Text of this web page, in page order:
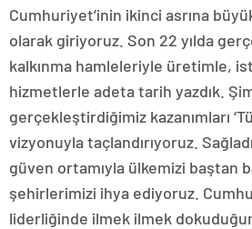
Cumhuriyet’inin ikinci asrına
olarak giriyoruz. Son 22 yılda
kalkınma hamleleriyle üretimle,
hizmetlerle adeta tarih yazdık.
gerçekleştirdiğimiz kazanımları
vizyonuyla taçlandırıyoruz.
güven ortamıyla ülkemizi baştan
şehirlerimizi ihya ediyoruz.
liderliğinde ilmek ilmek